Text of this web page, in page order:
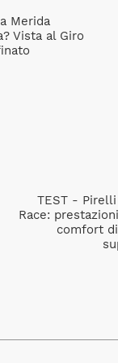
Merida
Vista al Giro
TEST - Pirelli
Race:
comfort